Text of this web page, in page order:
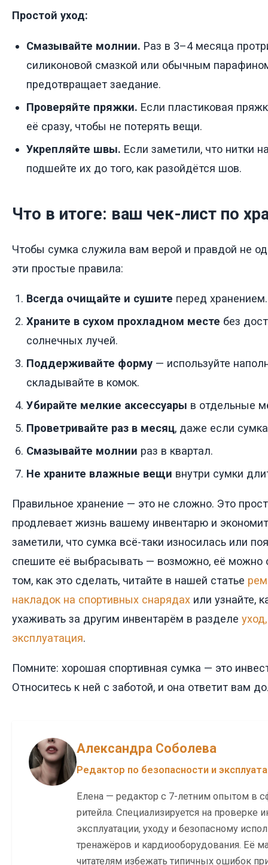
Простой уход:
Смазывайте молнии. Раз в 3–4 месяца
силиконовой смазкой или обычным
предотвращает заедание.
Проверяйте пряжки. Если пластиковая
её сразу, чтобы не потерять вещи.
Укрепляйте швы. Если заметили, что нитки
подшейте их до того, как разойдётся шов.
Что в итоге: ваш чек-лист по
Чтобы сумка служила вам верой и правдой не
эти простые правила:
Всегда очищайте и сушите перед хранением.
Храните в сухом прохладном месте без
солнечных лучей.
Поддерживайте форму — используйте
складывайте в комок.
Убирайте мелкие аксессуары в отдельные
Проветривайте раз в месяц, даже если
Смазывайте молнии раз в квартал.
Не храните влажные вещи внутри сумки
Правильное хранение — это не сложно. Это
продлевает жизнь вашему инвентарю и
заметили, что сумка всё-таки износилась или
спешите её выбрасывать — возможно, её можно
том, как это сделать, читайте в нашей статье
накладок на спортивных снарядах или узнайте,
ухаживать за другим инвентарём в разделе
эксплуатация.
Помните: хорошая спортивная сумка — это
Относитесь к ней с заботой, и она ответит вам
Александра Соболева
Редактор по безопасности и
Елена — редактор с 7-летним опытом в
ритейла. Специализируется на проверке
эксплуатации, уходу и безопасному
тренажёров и кардиооборудования. Её
читателям избежать типичных ошибок